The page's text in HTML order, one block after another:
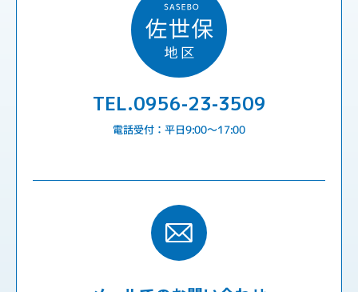
TEL.0956-23-3509
電話受付：平日9:00〜17:00